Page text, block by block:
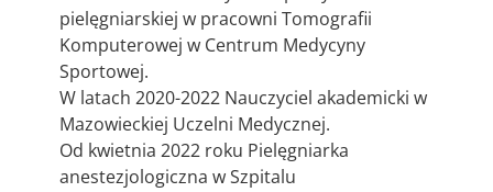
pielęgniarskiej w pracowni Tomografii
Komputerowej w Centrum Medycyny
Sportowej.
W latach 2020-2022 Nauczyciel akademicki w
Mazowieckiej Uczelni Medycznej.
Od kwietnia 2022 roku Pielęgniarka
anestezjologiczna w Szpitalu